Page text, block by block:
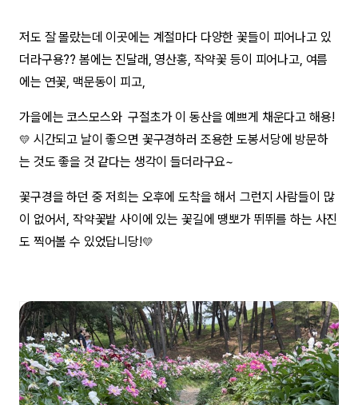
저도 잘 몰랐는데 이곳에는 계절마다 다양한 꽃들이 피어나고 있
더라구용?? 봄에는 진달래, 영산홍, 작약꽃 등이 피어나고, 여름
에는 연꽃, 맥문동이 피고,
가을에는 코스모스와 구절초가 이 동산을 예쁘게 채운다고 해용!
💛 시간되고 날이 좋으면 꽃구경하러 조용한 도봉서당에 방문하
는 것도 좋을 것 같다는 생각이 들더라구요~
꽃구경을 하던 중 저희는 오후에 도착을 해서 그런지 사람들이 많
이 없어서, 작약꽃밭 사이에 있는 꽃길에 땡뽀가 뛰뛰를 하는 사진
도 찍어볼 수 있었답니당!💛